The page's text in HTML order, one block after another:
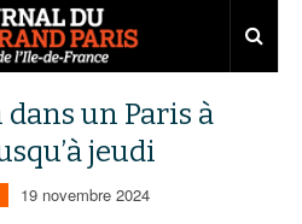
un Paris à
jeudi
19 novembre 2024